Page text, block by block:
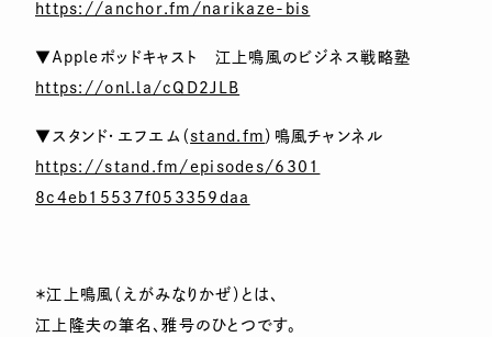
https://anchor.fm/narikaze-bis
▼Ａppleポッドキャスト 江上鳴風のビジネス戦略塾
https://onl.la/cQD2JLB
▼スタンド・エフエム（ stand.fm ）鳴風チャンネル
https://stand.fm/episodes/6301
8c4eb15537f053359daa
＊江上鳴風（えがみなりかぜ）とは、
江上隆夫の筆名、雅号のひとつです。